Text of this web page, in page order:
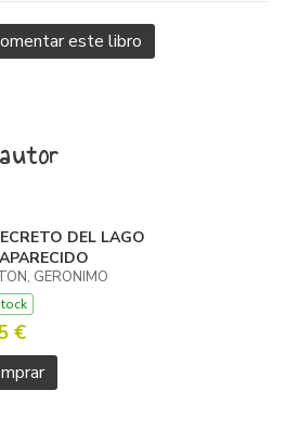
este libro
DEL LAGO
GERONIMO
€